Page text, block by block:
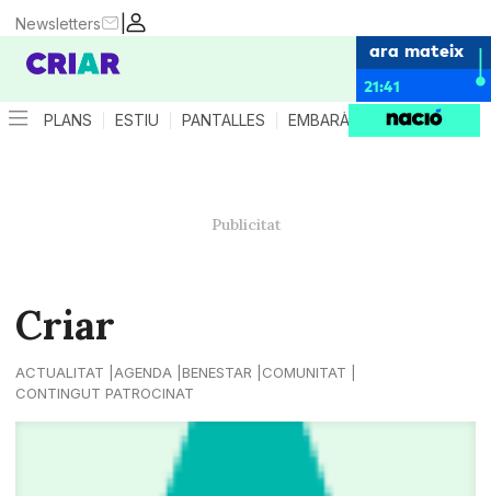
|
Newsletters
ara mateix
21:41
PLANS ESTIU PANTALLES EMBARÀS CRIANÇA
Criar
ACTUALITAT AGENDA BENESTAR
COMUNITAT
CONTINGUT PATROCINAT